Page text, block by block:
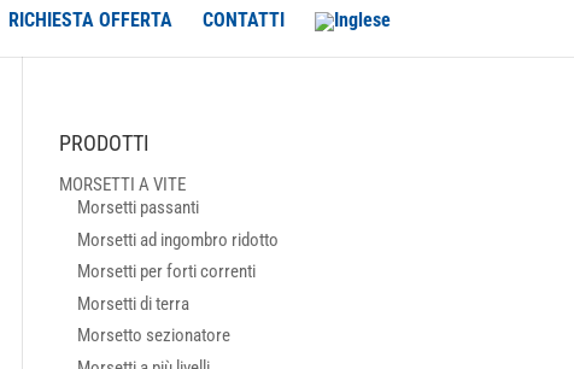
RICHIESTA OFFERTA CONTATTI
PRODOTTI
MORSETTI A VITE
Morsetti passanti
Morsetti ad ingombro ridotto
Morsetti per forti correnti
Morsetti di terra
Morsetto sezionatore